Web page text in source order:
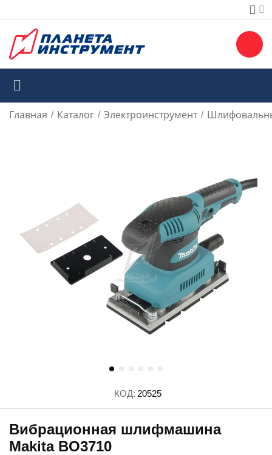
Главная / Каталог / Электроинструмент /
КОД: 20525
Вибрационная шлифмашина
Makita BO3710